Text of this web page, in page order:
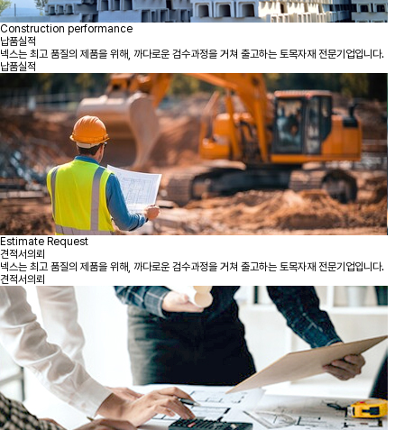
Construction performance
납품실적
넥스는 최고 품질의 제품을 위해, 까다로운 검수과정을 거쳐 출고하는 토목자재 전문기업입니다.
납품실적
Estimate Request
견적서의뢰
넥스는 최고 품질의 제품을 위해, 까다로운 검수과정을 거쳐 출고하는 토목자재 전문기업입니다.
견적서의뢰